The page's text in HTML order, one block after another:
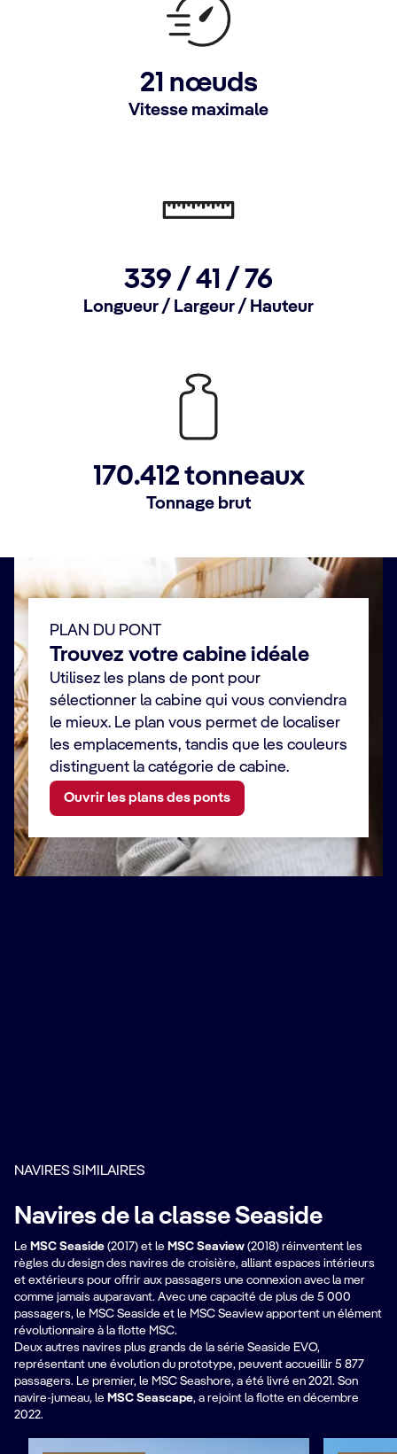
21 nœuds
Vitesse maximale
339 / 41 / 76
Longueur / Largeur / Hauteur
170.412 tonneaux
Tonnage brut
PLAN DU PONT
Trouvez votre cabine idéale
Utilisez les plans de pont pour
sélectionner la cabine qui vous conviendra
le mieux. Le plan vous permet de localiser
les emplacements, tandis que les couleurs
distinguent la catégorie de cabine.
Ouvrir les plans des ponts
NAVIRES SIMILAIRES
Navires de la classe Seaside
Le MSC Seaside (2017) et le MSC Seaview (2018) réinventent les
règles du design des navires de croisière, alliant espaces intérieurs
et extérieurs pour offrir aux passagers une connexion avec la mer
comme jamais auparavant. Avec une capacité de plus de 5 000
passagers, le MSC Seaside et le MSC Seaview apportent un élément
révolutionnaire à la flotte MSC.
Deux autres navires plus grands de la série Seaside EVO,
représentant une évolution du prototype, peuvent accueillir 5 877
passagers. Le premier, le MSC Seashore, a été livré en 2021. Son
navire-jumeau, le MSC Seascape, a rejoint la flotte en décembre
2022.